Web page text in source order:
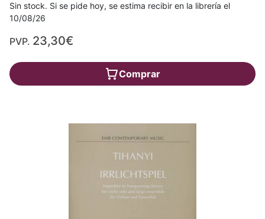
Sin stock. Si se pide hoy, se estima recibir en la librería el
10/08/26
PVP. 23,30€
Comprar